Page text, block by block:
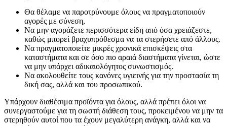
Θα θέλαμε να παροτρύνουμε όλους να πραγματοποιούν
αγορές με σύνεση,
Να μην αγοράζετε περισσότερα είδη από όσα χρειάζεστε,
καθώς μπορεί βραχυπρόθεσμα να τα στερήσετε από άλλους.
Να πραγματοποιείτε μικρές χρονικά επισκέψεις στα
καταστήματα και σε όσο πιο αραιά διαστήματα γίνεται, ώστε
να μην υπάρχει αδικαιολόγητος συνωστισμός.
Να ακολουθείτε τους κανόνες υγιεινής για την προστασία τη
δική σας, αλλά και του προσωπικού.
Υπάρχουν διαθέσιμα προϊόντα για όλους, αλλά πρέπει όλοι να
συνεργαστούμε για τη σωστή διάθεση τους, προκειμένου να μην τα
στερηθούν αυτοί που τα έχουν μεγαλύτερη ανάγκη, αλλά και να